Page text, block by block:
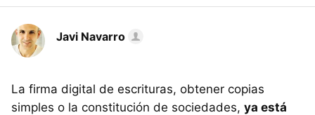
Javi Navarro
La firma digital de escrituras, obtener copias
simples o la constitución de sociedades, ya está